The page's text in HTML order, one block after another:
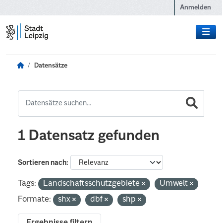
Anmelden
Datensätze
1 Datensatz gefunden
Sortieren nach
Tags: Landschaftsschutzgebiete
Umwelt
Formate:
shx dbf shp